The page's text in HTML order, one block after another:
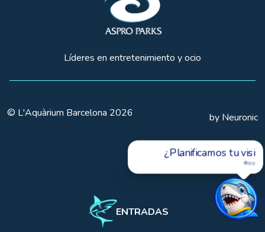
ENTRADAS
Líderes en entretenimiento y ocio
© L'Aquàrium Barcelona 2026 by Neuronic
¿Planificamos tu visita?